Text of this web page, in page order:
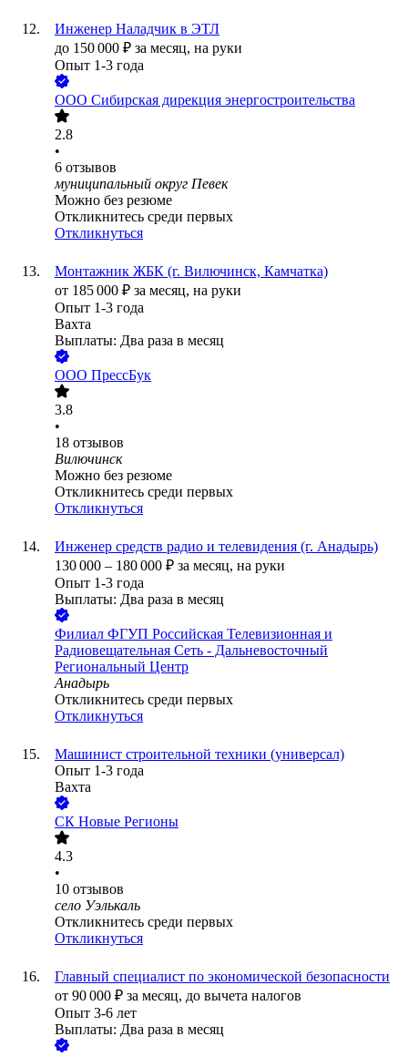
Инженер Наладчик в ЭТЛ
до 150 000 ₽ за месяц, на руки
Опыт 1-3 года
ООО Сибирская дирекция энергостроительства
2.8
•
6 отзывов
муниципальный округ Певек
Можно без резюме
Откликнитесь среди первых
Откликнуться
Монтажник ЖБК (г. Вилючинск, Камчатка)
от 185 000 ₽ за месяц, на руки
Опыт 1-3 года
Вахта
Выплаты: Два раза в месяц
ООО ПрессБук
3.8
•
18 отзывов
Вилючинск
Можно без резюме
Откликнитесь среди первых
Откликнуться
Инженер средств радио и телевидения (г. Анадырь)
130 000 – 180 000 ₽ за месяц, на руки
Опыт 1-3 года
Выплаты: Два раза в месяц
Филиал ФГУП Российская Телевизионная и
Радиовещательная Сеть - Дальневосточный
Региональный Центр
Анадырь
Откликнитесь среди первых
Откликнуться
Машинист строительной техники (универсал)
Опыт 1-3 года
Вахта
СК Новые Регионы
4.3
•
10 отзывов
село Уэлькаль
Откликнитесь среди первых
Откликнуться
Главный специалист по экономической безопасности
от 90 000 ₽ за месяц, до вычета налогов
Опыт 3-6 лет
Выплаты: Два раза в месяц